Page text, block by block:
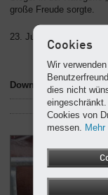
große Freude sorgte.
23. Jul. 15 , Abdruck
Downloads zum Artikel
Cookies
Wir
dies nicht
Cookies von
messen. Mehr